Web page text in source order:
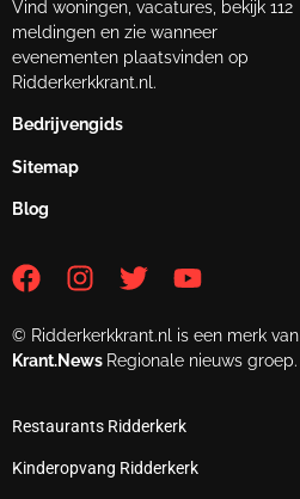
Vind woningen, vacatures, bekijk 112
meldingen en zie wanneer
evenementen plaatsvinden op
Ridderkerkkrant.nl.
Bedrijvengids
Sitemap
Blog
© Ridderkerkkrant.nl is een merk van
Krant.News Regionale nieuws groep.
Restaurants Ridderkerk
Kinderopvang Ridderkerk